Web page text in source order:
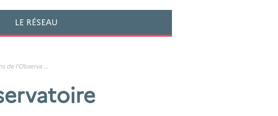
LE RÉSEAU
de l'Observa